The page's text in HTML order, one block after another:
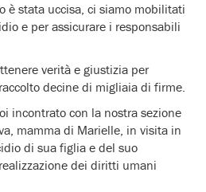
è stata uccisa, ci siamo mobilitati
e per assicurare i responsabili
verità e giustizia per
decine di migliaia di firme.
incontrato con la nostra sezione
mamma di Marielle, in visita in
di sua figlia e del suo
dei diritti umani